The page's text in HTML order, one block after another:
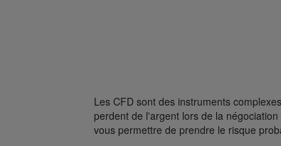
Les CFD sont des instruments
perdent de l'argent lors de la
vous permettre de prendre le risque